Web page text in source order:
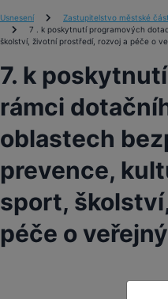
Usnesení Zastupitelstvo městské
7 . k poskytnutí programových
školství, životní prostředí, rozvoj a péče o
7. k
rámci
oblastech
prevence,
sport,
péče o